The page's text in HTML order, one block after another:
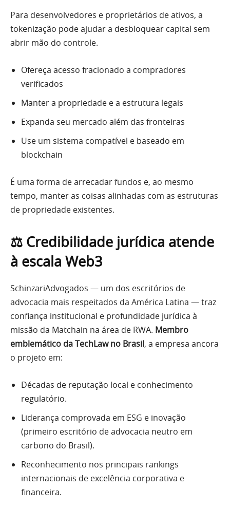
Para desenvolvedores e proprietários de ativos, a
tokenização pode ajudar a desbloquear capital sem
abrir mão do controle.
Ofereça acesso fracionado a compradores
verificados
Manter a propriedade e a estrutura legais
Expanda seu mercado além das fronteiras
Use um sistema compatível e baseado em
blockchain
É uma forma de arrecadar fundos e, ao mesmo
tempo, manter as coisas alinhadas com as estruturas
de propriedade existentes.
⚖️ Credibilidade jurídica atende
à escala Web3
SchinzariAdvogados — um dos escritórios de
advocacia mais respeitados da América Latina — traz
confiança institucional e profundidade jurídica à
missão da Matchain na área de RWA. Membro
emblemático da TechLaw no Brasil, a empresa ancora
o projeto em:
Décadas de reputação local e conhecimento
regulatório.
Liderança comprovada em ESG e inovação
(primeiro escritório de advocacia neutro em
carbono do Brasil).
Reconhecimento nos principais rankings
internacionais de excelência corporativa e
financeira.